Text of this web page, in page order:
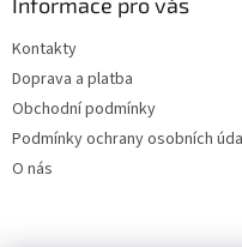
Informace pro vás
Kontakty
Doprava a platba
Obchodní podmínky
Podmínky ochrany osobních
O nás